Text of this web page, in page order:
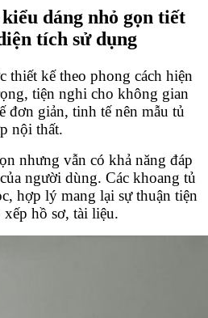
dáng nhỏ gọn tiết
tích sử dụng
thiết kế theo phong cách hiện
tiện nghi cho không gian
đơn giản, tinh tế nên mẫu tủ
nội thất.
nhưng vẫn có khả năng đáp
người dùng. Các khoang tủ
hợp lý mang lại sự thuận tiện
hồ sơ, tài liệu.